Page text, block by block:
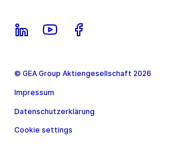
© GEA Group Aktiengesellschaft 2026
Impressum
Datenschutzerklärung
Cookie settings